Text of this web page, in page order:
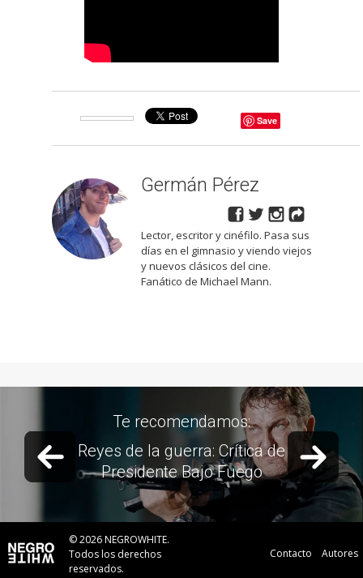
Save
Germán Pérez
Lector, escritor y cinéfilo. Pasa sus
días en el gimnasio y viendo viejos
y nuevos clásicos del cine.
Fanático de Michael Mann.
Te recomendamos:
Reyes de la guerra: Crítica de
Presidente Bajo Fuego
© 2026 NEGROWHITE.
Todos los derechos
reservados.
Contacto Autores